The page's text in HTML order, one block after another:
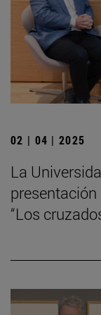
02 | 04 | 2025
La
“Los